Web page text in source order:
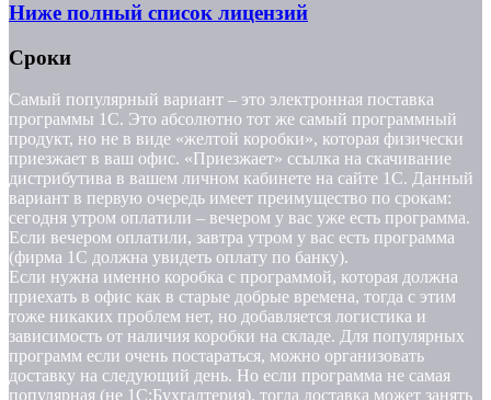
Ниже полный список лицензий
Сроки
Самый популярный вариант – это электронная поставка
программы 1С. Это абсолютно тот же самый программный
продукт, но не в виде «желтой коробки», которая физически
приезжает в ваш офис. «Приезжает» ссылка на скачивание
дистрибутива в вашем личном кабинете на сайте 1С. Данный
вариант в первую очередь имеет преимущество по срокам:
сегодня утром оплатили – вечером у вас уже есть программа.
Если вечером оплатили, завтра утром у вас есть программа
(фирма 1С должна увидеть оплату по банку).
Если нужна именно коробка с программой, которая должна
приехать в офис как в старые добрые времена, тогда с этим
тоже никаких проблем нет, но добавляется логистика и
зависимость от наличия коробки на складе. Для популярных
программ если очень постараться, можно организовать
доставку на следующий день. Но если программа не самая
популярная (не 1С:Бухгалтерия), тогда доставка может занять